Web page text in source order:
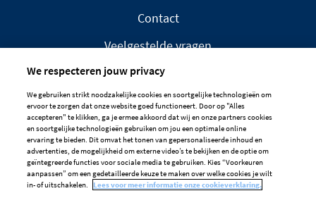
Contact
Veelgestelde vragen
DISCLAIMER
PRIVACYBELEID
COOKIEBELEID
Cookievoorkeuren
We respecteren jouw privacy
We gebruiken strikt noodzakelijke cookies en soortgelijke technologieën om
ervoor te zorgen dat onze website goed functioneert. Door op "Alles
accepteren" te klikken, ga je ermee akkoord dat wij en onze partners cookies
en soortgelijke technologieën gebruiken om jou een optimale online
ervaring te bieden. Dit omvat het tonen van gepersonaliseerde inhoud en
advertenties, de mogelijkheid om externe video’s te bekijken en de optie om
geïntegreerde functies voor sociale media te gebruiken. Kies “Voorkeuren
aanpassen” om een gedetailleerde keuze te maken over welke cookies je wilt
in- of uitschakelen.
Lees voor meer informatie onze cookieverklaring.